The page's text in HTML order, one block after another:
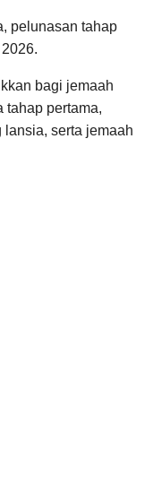
pelunasan tahap
bagi jemaah
tahap pertama,
serta jemaah